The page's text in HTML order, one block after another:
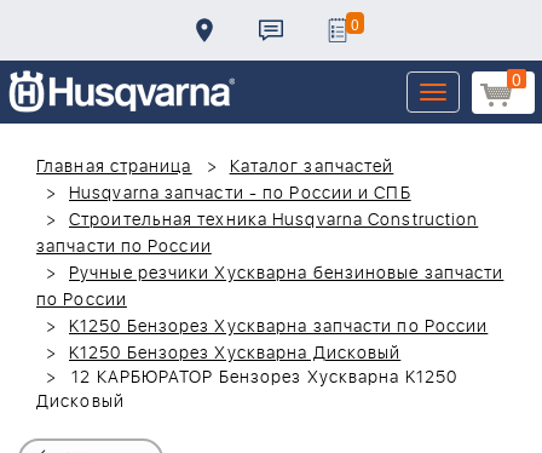
0
0
Toggle
navigation
Главная страница
Каталог запчастей
Husqvarna запчасти - по России и СПБ
Строительная техника Husqvarna Construction
запчасти по России
Ручные резчики Хускварна бензиновые запчасти
по России
K1250 Бензорез Хускварна запчасти по России
K1250 Бензорез Хускварна Дисковый
12 КАРБЮРАТОР Бензорез Хускварна K1250
Дисковый